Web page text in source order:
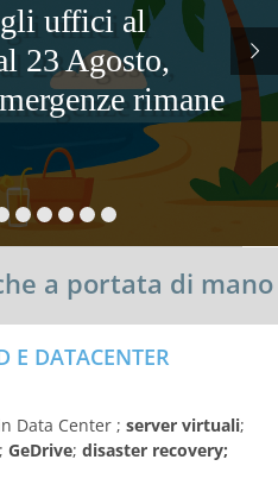
uffici al
23 Agosto,
rimane
a portata di mano
E DATACENTER
Data Center ; server virtuali;
GeDrive; disaster recovery;